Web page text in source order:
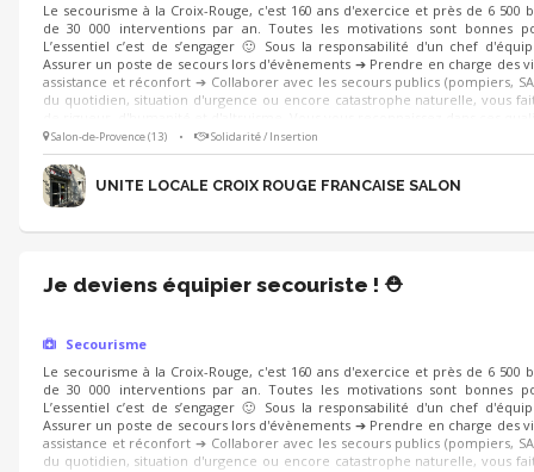
Le secourisme à la Croix-Rouge, c'est 160 ans d'exercice et près de 6 500
de 30 000 interventions par an. Toutes les motivations sont bonnes
L’essentiel c’est de s’engager 🙂 Sous la responsabilité d'un chef
Assurer un poste de secours lors d'évènements ➔ Prendre en charge des
assistance et réconfort ➔ Collaborer avec les secours publics (pompiers,
du quotidien, situation d'urgence ou encore catastrophe naturelle, vous
Salon-de-Provence (13) • Solidarité / Insertion
UNITE LOCALE CROIX ROUGE FRANCAISE SALON
Je deviens équipier secouriste ! ⛑️
Secourisme
Le secourisme à la Croix-Rouge, c'est 160 ans d'exercice et près de 6 500
de 30 000 interventions par an. Toutes les motivations sont bonnes
L’essentiel c’est de s’engager 🙂 Sous la responsabilité d'un chef
Assurer un poste de secours lors d'évènements ➔ Prendre en charge des
assistance et réconfort ➔ Collaborer avec les secours publics (pompiers,
du quotidien, situation d'urgence ou encore catastrophe naturelle, vous